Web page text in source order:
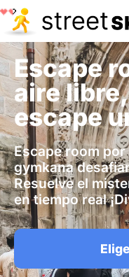
Escape
aire
escape
Escape room por
gymkana
Resuelve el
en tiempo real